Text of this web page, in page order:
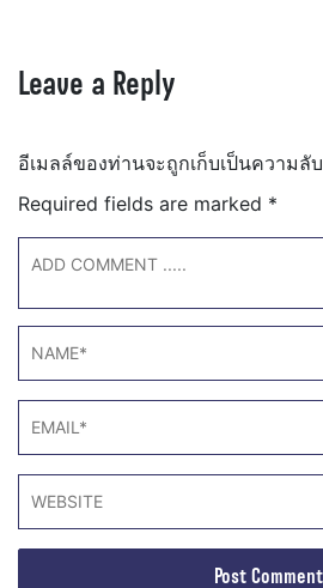
Leave a Reply
อีเมลล์ของท่านจะถูกเก็บเป็นความลับ
Required fields are marked *